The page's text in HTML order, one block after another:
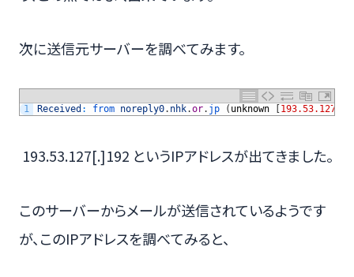
次に送信元サーバーを調べてみます。
1 Received : from noreply0. nhk.or. jp ( unknown [193.53.127
193.53.127[.]192 というIPアドレスが出てきました。
このサーバーからメールが送信されているようです
が、このIPアドレスを調べてみると、